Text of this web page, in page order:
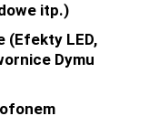
itp.)
(Efekty LED,
Dymu